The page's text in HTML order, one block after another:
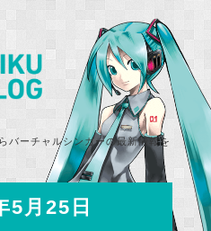
バーチャルシンガーの最新情報を
5月25日